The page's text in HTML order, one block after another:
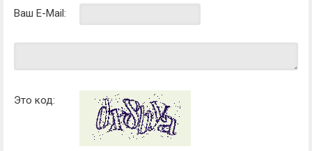
Ваш E-Mail:
Это код: